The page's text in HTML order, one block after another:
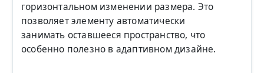
горизонтальном изменении размера. Это
позволяет элементу автоматически
занимать оставшееся пространство, что
особенно полезно в адаптивном дизайне.